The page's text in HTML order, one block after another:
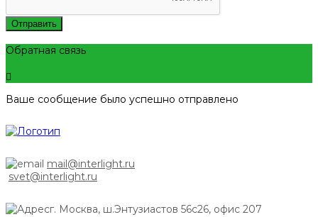
Отправить
Обратная связь
Ваше сообщение было успешно отправлено
mail@interlight.ru
svet@interlight.ru
г. Москва, ш.Энтузиастов 56с26, офис 207